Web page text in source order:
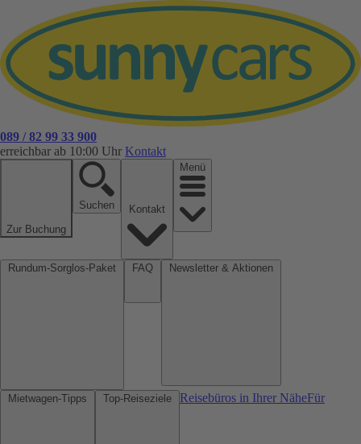
089 / 82 99 33 900
erreichbar ab 10:00 Uhr Kontakt
Zur Buchung
Suchen
Menü
Reisebüros in Ihrer NäheFür